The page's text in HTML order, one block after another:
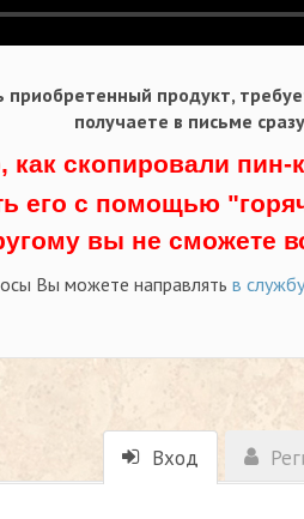
продукт,
получаете в письме
как скопировали
его с помощью
вы не сможете
Вы можете направлять в
Вход